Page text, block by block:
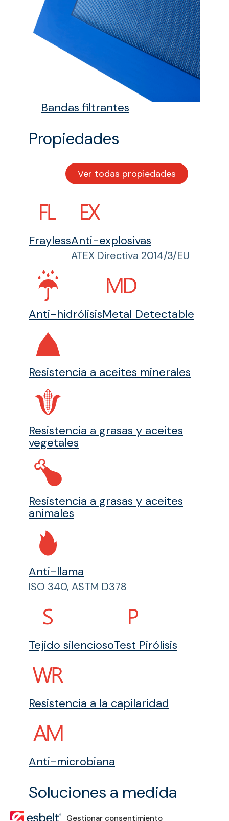
Gestionar consentimiento
Bandas filtrantes
Propiedades
Ver todas propiedades
FraylessAnti-explosivas
ATEX Directiva 2014/3/EU
Anti-hidrólisisMetal Detectable
Resistencia a aceites minerales
Resistencia a grasas y aceites
vegetales
Resistencia a grasas y aceites
animales
Anti-llama
ISO 340, ASTM D378
Tejido silenciosoTest Pirólisis
Resistencia a la capilaridad
Anti-microbiana
Soluciones a medida